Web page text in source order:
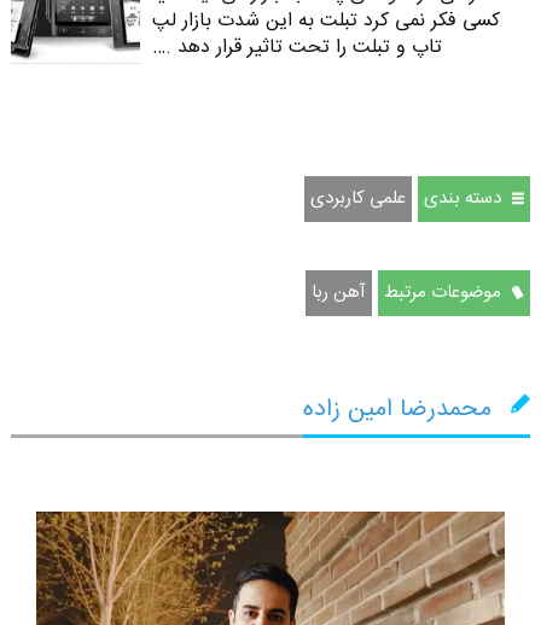
کسی فکر نمی کرد تبلت به این شدت بازار لپ
تاپ و تبلت را تحت تاثیر قرار دهد .…
دسته بندی علمی کاربردی
موضوعات مرتبط آهن ربا
محمدرضا امین زاده